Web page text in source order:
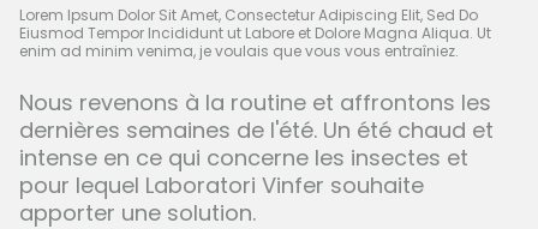
Lorem Ipsum Dolor Sit Amet, Consectetur Adipiscing Elit, Sed Do
Eiusmod Tempor Incididunt ut Labore et Dolore Magna Aliqua. Ut
enim ad minim venima, je voulais que vous vous entraîniez.
Nous revenons à la routine et affrontons les
dernières semaines de l'été. Un été chaud et
intense en ce qui concerne les insectes et
pour lequel Laboratori Vinfer souhaite
apporter une solution.